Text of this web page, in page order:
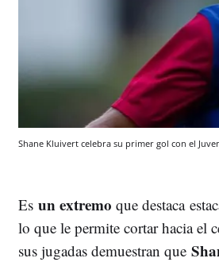
Shane Kluivert celebra su primer gol con el
Es un extremo que destaca
lo que le permite cortar hacia el
sus jugadas demuestran que